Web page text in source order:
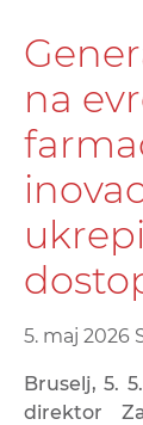
na
5. maj 2026
Bruselj, 5.
direktor